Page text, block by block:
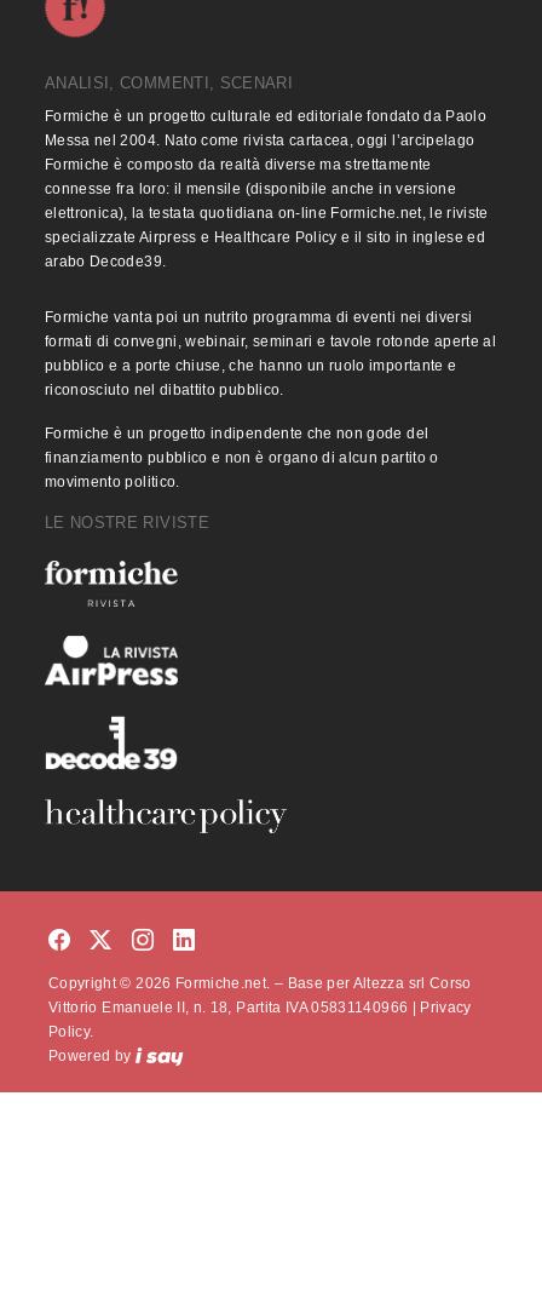
ANALISI, COMMENTI, SCENARI
Formiche è un progetto culturale ed editoriale fondato da Paolo
Messa nel 2004. Nato come rivista cartacea, oggi l’arcipelago
Formiche è composto da realtà diverse ma strettamente
connesse fra loro: il mensile (disponibile anche in versione
elettronica), la testata quotidiana on-line Formiche.net, le riviste
specializzate Airpress e Healthcare Policy e il sito in inglese ed
arabo Decode39.
Formiche vanta poi un nutrito programma di eventi nei diversi
formati di convegni, webinair, seminari e tavole rotonde aperte al
pubblico e a porte chiuse, che hanno un ruolo importante e
riconosciuto nel dibattito pubblico.
Formiche è un progetto indipendente che non gode del
finanziamento pubblico e non è organo di alcun partito o
movimento politico.
LE NOSTRE RIVISTE
Copyright © 2026 Formiche.net. – Base per Altezza srl Corso
Vittorio Emanuele II, n. 18, Partita IVA 05831140966 |
Privacy
Policy.
Powered by